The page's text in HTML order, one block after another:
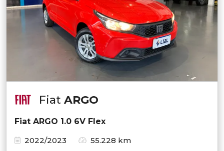
Fiat ARGO
Fiat ARGO 1.0 6V Flex
2022/2023
55.228 km